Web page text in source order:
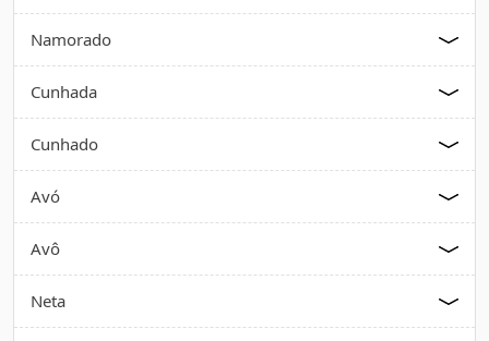
Namorado
Cunhada
Cunhado
Avó
Avô
Neta